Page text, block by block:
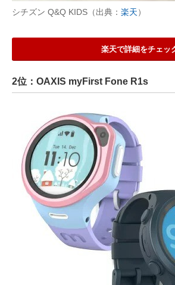
シチズン Q&Q KIDS（出典： 楽天）
楽天で詳細をチェッ
2位：OAXIS myFirst Fone R1s